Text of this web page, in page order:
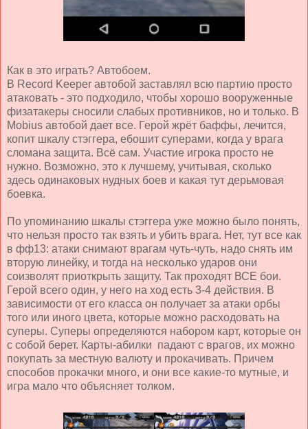
Как в это играть? Автобоем.
В Record Keeper автобой заставлял всю партию просто
атаковать - это подходило, чтобы хорошо вооруженные
физатакеры сносили слабых противников, но и только. В
Mobius автобой дает все. Герой жрёт баффы, лечится,
копит шкалу стэггера, ебошит суперами, когда у врага
сломана защита. Всё сам. Участие игрока просто не
нужно. Возможно, это к лучшему, учитывая, сколько
здесь одинаковых нудных боев и какая тут дерьмовая
боевка.
По упоминанию шкалы стэггера уже можно было понять,
что нельзя просто так взять и убить врага. Нет, тут все как
в фф13: атаки снимают врагам чуть-чуть, надо снять им
вторую линейку, и тогда на несколько ударов они
соизволят приоткрыть защиту. Так проходят ВСЕ бои.
Герой всего один, у него на ход есть 3-4 действия. В
зависимости от его класса он получает за атаки орбы
того или иного цвета, которые можно расходовать на
суперы. Суперы определяются набором карт, которые он
с собой берет. Карты-абилки падают с врагов, их можно
покупать за местную валюту и прокачивать. Причем
способов прокачки много, и они все какие-то мутные, и
игра мало что объясняет толком.